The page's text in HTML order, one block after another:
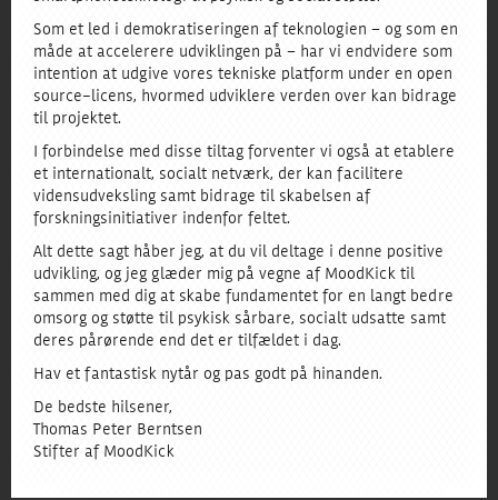
Som et led i demokratiseringen af teknologien – og som en
måde at accelerere udviklingen på – har vi endvidere som
intention at udgive vores tekniske platform under en open
source-licens, hvormed udviklere verden over kan bidrage
til projektet.
I forbindelse med disse tiltag forventer vi også at etablere
et internationalt, socialt netværk, der kan facilitere
vidensudveksling samt bidrage til skabelsen af
forskningsinitiativer indenfor feltet.
Alt dette sagt håber jeg, at du vil deltage i denne positive
udvikling, og jeg glæder mig på vegne af MoodKick til
sammen med dig at skabe fundamentet for en langt bedre
omsorg og støtte til psykisk sårbare, socialt udsatte samt
deres pårørende end det er tilfældet i dag.
Hav et fantastisk nytår og pas godt på hinanden.
De bedste hilsener,
Thomas Peter Berntsen
Stifter af MoodKick